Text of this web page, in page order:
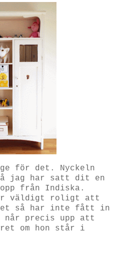
för det. Nyckeln
jag har satt dit en
från Indiska.
väldigt roligt att
så har inte fått in
når precis upp att
om hon står i